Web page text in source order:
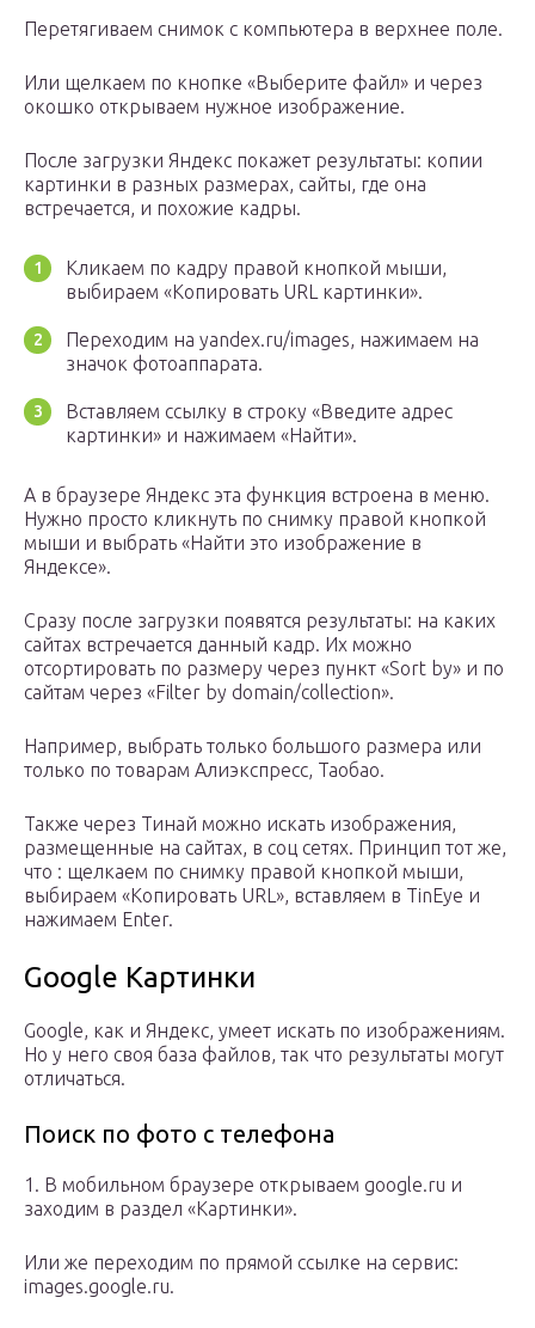
Перетягиваем снимок с компьютера в верхнее поле.
Или щелкаем по кнопке «Выберите файл» и через
окошко открываем нужное изображение.
После загрузки Яндекс покажет результаты: копии
картинки в разных размерах, сайты, где она
встречается, и похожие кадры.
Кликаем по кадру правой кнопкой мыши,
выбираем «Копировать URL картинки».
Переходим на yandex.ru/images, нажимаем на
значок фотоаппарата.
Вставляем ссылку в строку «Введите адрес
картинки» и нажимаем «Найти».
А в браузере Яндекс эта функция встроена в меню.
Нужно просто кликнуть по снимку правой кнопкой
мыши и выбрать «Найти это изображение в
Яндексе».
Сразу после загрузки появятся результаты: на каких
сайтах встречается данный кадр. Их можно
отсортировать по размеру через пункт «Sort by» и по
сайтам через «Filter by domain/collection».
Например, выбрать только большого размера или
только по товарам Алиэкспресс, Таобао.
Также через Тинай можно искать изображения,
размещенные на сайтах, в соц сетях. Принцип тот же,
что : щелкаем по снимку правой кнопкой мыши,
выбираем «Копировать URL», вставляем в TinEye и
нажимаем Enter.
Google Картинки
Google, как и Яндекс, умеет искать по изображениям.
Но у него своя база файлов, так что результаты могут
отличаться.
Поиск по фото с телефона
1. В мобильном браузере открываем google.ru и
заходим в раздел «Картинки».
Или же переходим по прямой ссылке на сервис:
images.google.ru.